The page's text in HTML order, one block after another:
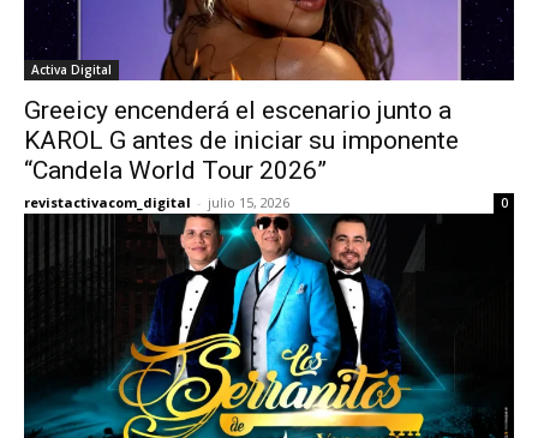
Activa Digital
Greeicy encenderá el escenario junto a
KAROL G antes de iniciar su imponente
“Candela World Tour 2026”
revistactivacom_digital - julio 15, 2026 0